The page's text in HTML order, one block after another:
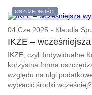
OSZCZĘDNOŚCI
04 Cze 2025 Klaudia
IKZE – wcześniejsza
IKZE, czyli Indywidualne
korzystna forma
względu na ulgi
wypłacić środki